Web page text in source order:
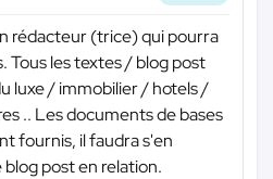
rédacteur (trice) qui pourra
Tous les textes / blog post
luxe / immobilier / hotels /
.. Les documents de bases
fournis, il faudra s'en
post en relation.